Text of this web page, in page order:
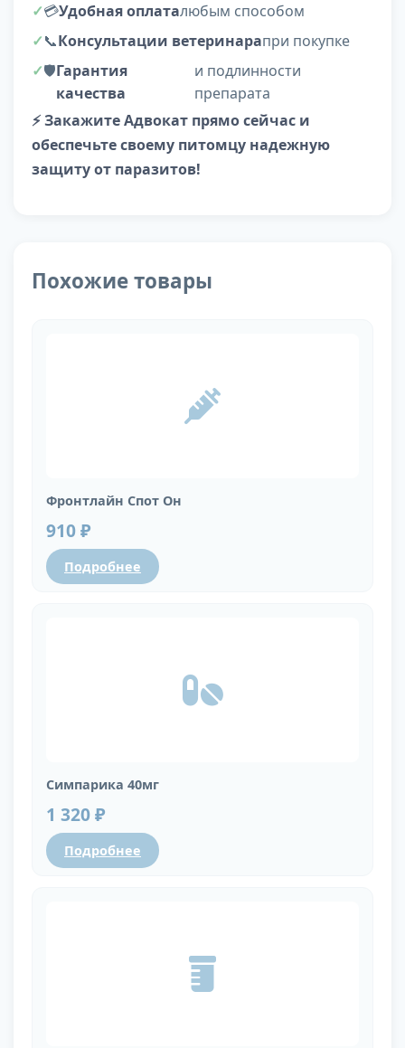
💳Удобная оплаталюбым способом
📞Консультации ветеринарапри покупке
🛡️Гарантия
качества
и подлинности
препарата
⚡ Закажите Адвокат прямо сейчас и
обеспечьте своему питомцу надежную
защиту от паразитов!
Похожие товары
Фронтлайн Спот Он
910 ₽
Подробнее
Симпарика 40мг
1 320 ₽
Подробнее